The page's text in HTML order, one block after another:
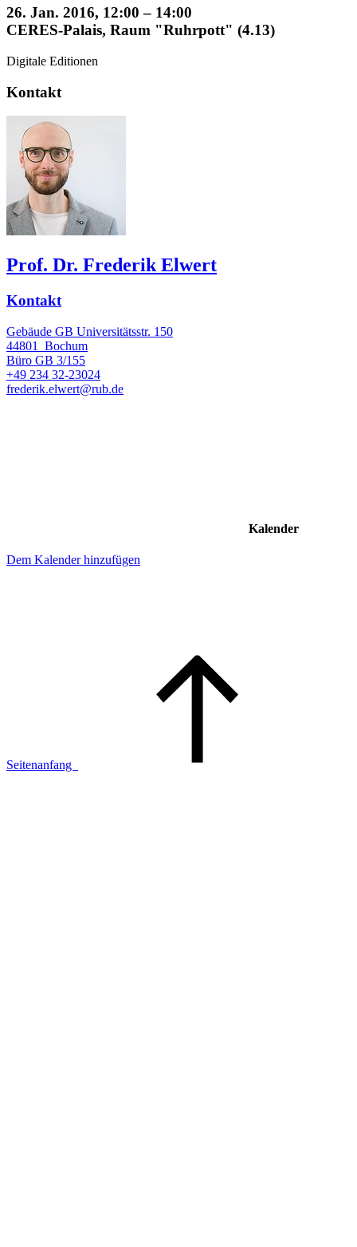
26. Jan. 2016, 12:00 – 14:00
CERES-Palais, Raum "Ruhrpott" (4.13)
Digitale Editionen
Kontakt
Prof. Dr. Frederik Elwert
Kontakt
Gebäude GB Universitätsstr. 150
44801
Bochum
Büro GB 3/155
+49 234 32-23024
frederik.elwert@rub.de
Kalender
Dem Kalender hinzufügen
Seitenanfang